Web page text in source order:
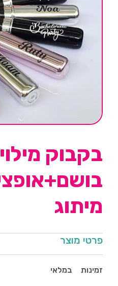
בקבוק מילוי
מיתוג
פרטי מוצר
זמינות במלאי